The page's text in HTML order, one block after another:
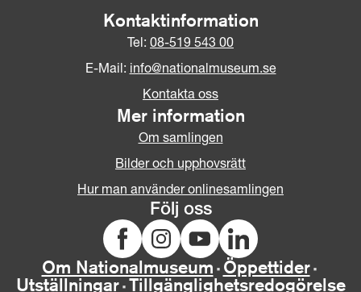
Kontaktinformation
Tel: 08-519 543 00
E-Mail: info@nationalmuseum.se
Kontakta oss
Mer information
Om samlingen
Bilder och upphovsrätt
Hur man använder onlinesamlingen
Följ oss
Om Nationalmuseum Öppettider
Utställningar Tillgänglighetsredogörelse